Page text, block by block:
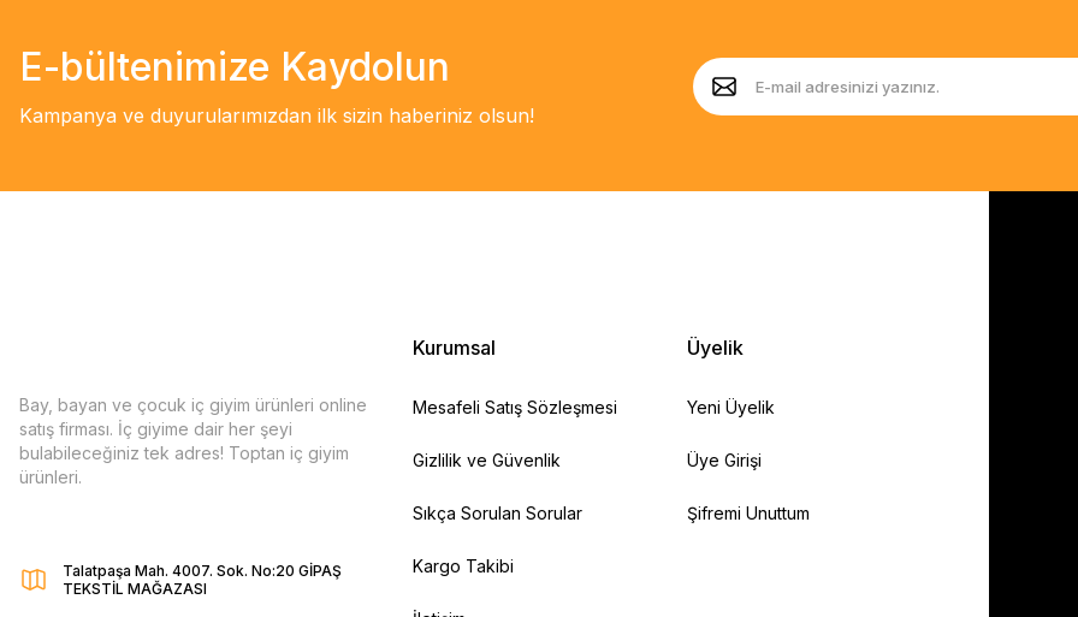
E-bültenimize Kaydolun
Kampanya ve duyurularımızdan ilk sizin haberiniz olsun!
Bay, bayan ve çocuk iç giyim ürünleri online
satış firması. İç giyime dair her şeyi
bulabileceğiniz tek adres! Toptan iç giyim
ürünleri.
Talatpaşa Mah. 4007. Sok. No:20 GİPAŞ
TEKSTİL MAĞAZASI
Kurumsal
Mesafeli Satış Sözleşmesi
Gizlilik ve Güvenlik
Sıkça Sorulan Sorular
Kargo Takibi
Üyelik
Yeni Üyelik
Üye Girişi
Şifremi Unuttum